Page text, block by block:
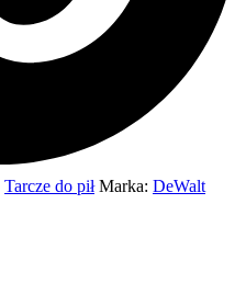
Tarcze do pił Marka: DeWalt